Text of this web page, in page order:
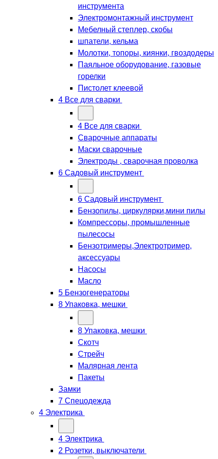
инструмента
Электромонтажный инструмент
Мебелный степлер, скобы
шпатели, кельма
Молотки, топоры, киянки, гвоздодеры
Паяльное оборудование, газовые
горелки
Пистолет клеевой
4 Все для сварки
4 Все для сварки
Сварочные аппараты
Маски сварочные
Электроды , сварочная проволка
6 Садовый инструмент
6 Садовый инструмент
Бензопилы, циркулярки,мини пилы
Компрессоры, промышленные
пылесосы
Бензотримеры,Электротример,
аксессуары
Насосы
Масло
5 Бензогенераторы
8 Упаковка, мешки
8 Упаковка, мешки
Скотч
Стрейч
Малярная лента
Пакеты
Замки
7 Спецодежда
4 Электрика
4 Электрика
2 Розетки, выключатели